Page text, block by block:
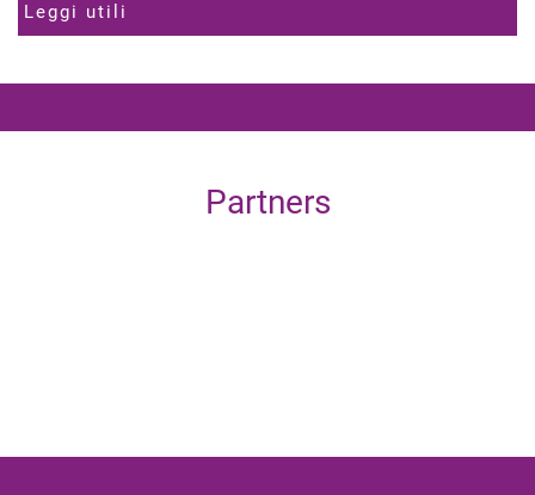
Leggi utili
Partners